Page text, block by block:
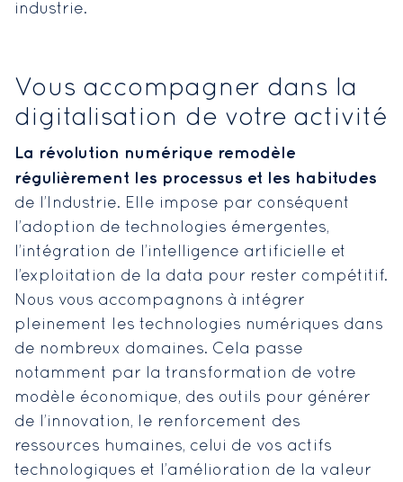
industrie.
Vous accompagner dans la
digitalisation de votre activité
La révolution numérique remodèle
régulièrement les processus et les habitudes
de l’Industrie. Elle impose par conséquent
l’adoption de technologies émergentes,
l’intégration de l’intelligence artificielle et
l’exploitation de la data pour rester compétitif.
Nous vous accompagnons à intégrer
pleinement les technologies numériques dans
de nombreux domaines. Cela passe
notamment par la transformation de votre
modèle économique, des outils pour générer
de l’innovation, le renforcement des
ressources humaines, celui de vos actifs
technologiques et l’amélioration de la valeur